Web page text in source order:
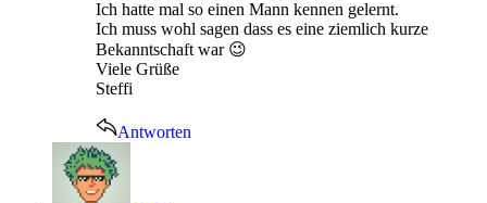
Ich hatte mal so einen Mann kennen gelernt.
Ich muss wohl sagen dass es eine ziemlich kurze
Bekanntschaft war 😉
Viele Grüße
Steffi
Antworten